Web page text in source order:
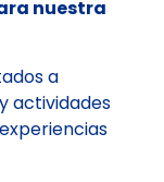
nuestra
a
actividades